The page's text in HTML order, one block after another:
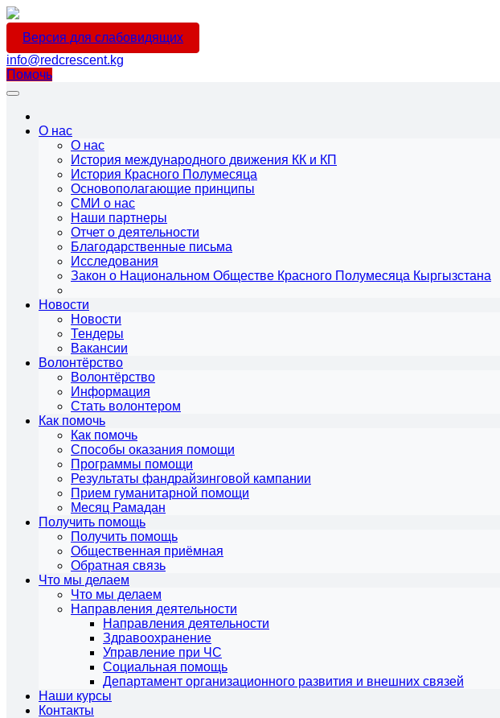
Версия для слабовидящих
info@redcrescent.kg
Помочь
О нас
О нас
История международного движения КК и КП
История Красного Полумесяца
Основополагающие принципы
СМИ о нас
Наши партнеры
Отчет о деятельности
Благодарственные письма
Исследования
Закон о Национальном Обществе Красного Полумесяца Кыргызстана
Новости
Новости
Тендеры
Вакансии
Волонтёрство
Волонтёрство
Информация
Стать волонтером
Как помочь
Как помочь
Способы оказания помощи
Программы помощи
Результаты фандрайзинговой кампании
Прием гуманитарной помощи
Месяц Рамадан
Получить помощь
Получить помощь
Общественная приёмная
Обратная связь
Что мы делаем
Что мы делаем
Направления деятельности
Направления деятельности
Здравоохранение
Управление при ЧС
Социальная помощь
Департамент организационного развития и внешних связей
Наши курсы
Контакты